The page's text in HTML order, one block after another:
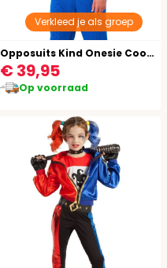
Verkleed je als groep
Opposuits Kind Onesie Cookie Monster Blauw
€ 39,95
Op voorraad